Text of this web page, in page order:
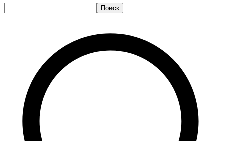
Поиск